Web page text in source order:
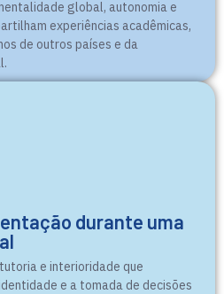
global, autonomia e
experiências acadêmicas,
de outros países e da
durante uma
e interioridade que
e a tomada de decisões